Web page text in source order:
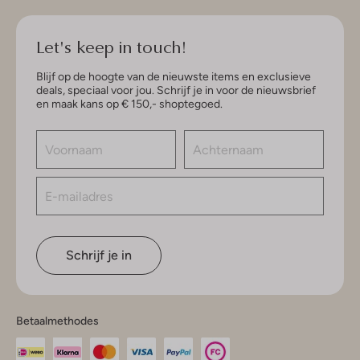
Let's keep in touch!
Blijf op de hoogte van de nieuwste items en exclusieve
deals, speciaal voor jou. Schrijf je in voor de nieuwsbrief
en maak kans op € 150,- shoptegoed.
Schrijf je in
Betaalmethodes